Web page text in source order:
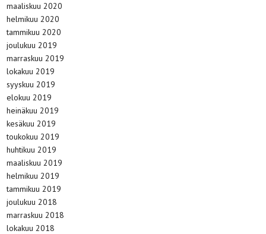
maaliskuu 2020
helmikuu 2020
tammikuu 2020
joulukuu 2019
marraskuu 2019
lokakuu 2019
syyskuu 2019
elokuu 2019
heinäkuu 2019
kesäkuu 2019
toukokuu 2019
huhtikuu 2019
maaliskuu 2019
helmikuu 2019
tammikuu 2019
joulukuu 2018
marraskuu 2018
lokakuu 2018